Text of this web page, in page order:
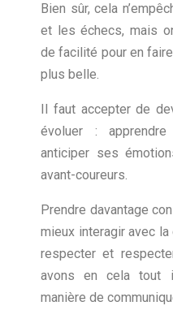
Bien sûr, cela
et les échecs, mais
de facilité pour en
plus belle.
Il faut accepter de
évoluer :
anticiper ses
avant-coureurs.
Prendre davantage
mieux interagir avec
respecter et
avons en cela tout
manière de